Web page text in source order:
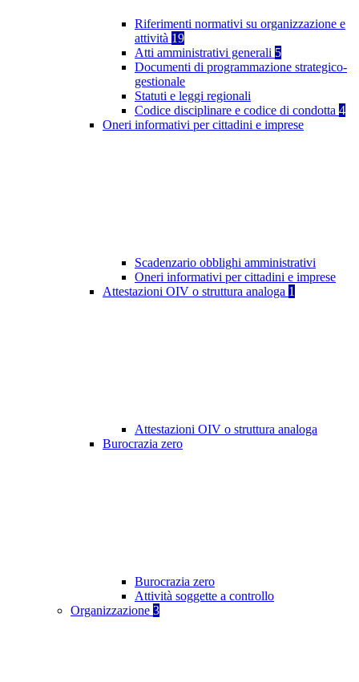
Riferimenti normativi su organizzazione e
attività 19
Atti amministrativi generali 5
Documenti di programmazione strategico-
gestionale
Statuti e leggi regionali
Codice disciplinare e codice di condotta 4
Oneri informativi per cittadini e imprese
Scadenzario obblighi amministrativi
Oneri informativi per cittadini e imprese
Attestazioni OIV o struttura analoga 1
Attestazioni OIV o struttura analoga
Burocrazia zero
Burocrazia zero
Attività soggette a controllo
Organizzazione 3